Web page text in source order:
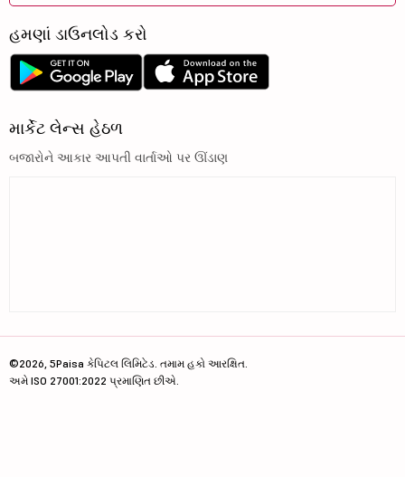
હમણાં ડાઉનલોડ કરો
માર્કેટ લેન્સ હેઠળ
બજારોને આકાર આપતી વાર્તાઓ પર ઊંડાણ
©2026, 5Paisa કેપિટલ લિમિટેડ. તમામ હકો આરક્ષિત.
અમે ISO 27001:2022 પ્રમાણિત છીએ.